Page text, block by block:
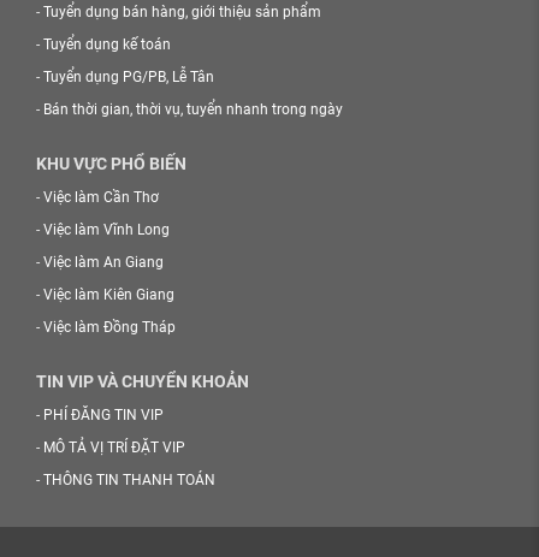
- Tuyển dụng bán hàng, giới thiệu sản phẩm
- Tuyển dụng kế toán
- Tuyển dụng PG/PB, Lễ Tân
- Bán thời gian, thời vụ, tuyển nhanh trong ngày
KHU VỰC PHỔ BIẾN
- Việc làm Cần Thơ
- Việc làm Vĩnh Long
- Việc làm An Giang
- Việc làm Kiên Giang
- Việc làm Đồng Tháp
TIN VIP VÀ CHUYỂN KHOẢN
- PHÍ ĐĂNG TIN VIP
- MÔ TẢ VỊ TRÍ ĐẶT VIP
- THÔNG TIN THANH TOÁN